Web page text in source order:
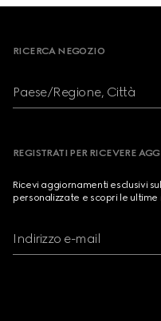
RICERCA NEGOZIO
Paese/Regione, Città
REGISTRATI PER RICEVERE
Ricevi aggiornamenti esclusivi
personalizzate e scopri le
Indirizzo e-mail